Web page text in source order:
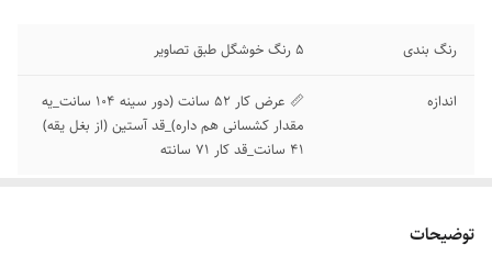
رنگ بندی 5 رنگ خوشگل طبق تصاویر
اندازه
📏 عرض کار 52 سانت (دور سینه 104 سانت_یه
مقدار کشسانی هم داره)_قد آستین (از بغل یقه)
41 سانت_قد کار 71 سانته
توضیحات